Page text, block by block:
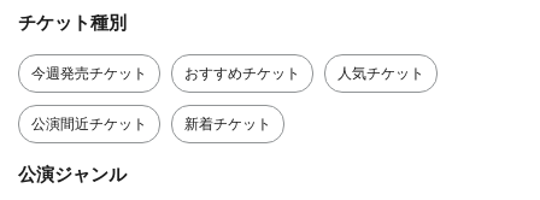
チケット種別
今週発売チケット おすすめチケット 人気チケット
公演間近チケット 新着チケット
公演ジャンル